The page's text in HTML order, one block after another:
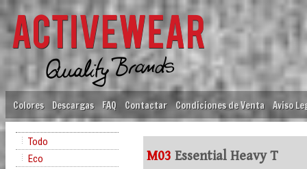
Colores Descargas FAQ Contactar Condiciones de Venta Aviso
Todo
Eco
M03 Essential Heavy T